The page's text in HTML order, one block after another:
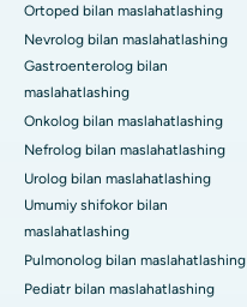
Ortoped bilan maslahatlashing
Nevrolog bilan maslahatlashing
Gastroenterolog bilan
maslahatlashing
Onkolog bilan maslahatlashing
Nefrolog bilan maslahatlashing
Urolog bilan maslahatlashing
Umumiy shifokor bilan
maslahatlashing
Pulmonolog bilan maslahatlashing
Pediatr bilan maslahatlashing